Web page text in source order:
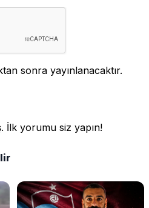
sonra yayınlanacaktır.
İlk yorumu siz yapın!